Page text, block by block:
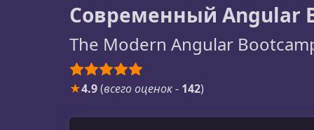
Современный Angular
The Modern Angular
★4.9(всего оценок- 142)